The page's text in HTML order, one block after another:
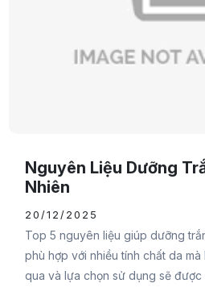
Nguyên Liệu Dưỡng
Nhiên
20/12/2025
Top 5 nguyên liệu giúp dưỡng
phù hợp với nhiều tính chất da
qua và lựa chọn sử dụng sẽ